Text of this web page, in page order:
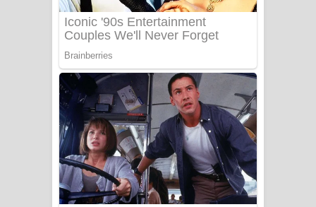
Aye Lanweela Song Lyrics - ආයේ
ලංවීලා ගීතයේ පද පෙළ
Ala purannata Song Lyrics - ආල
පුරන්නට ගීතයේ පද පෙළ
FEVER DREAM Lyrics - Alex Warren
BTS : Hooligan Lyrics
Apa Hamuwee Song Lyrics - අප හමුවී